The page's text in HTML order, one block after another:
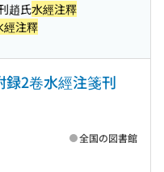
趙氏水經注釋
經注釋
録2卷水經注箋刊
全国の図書館